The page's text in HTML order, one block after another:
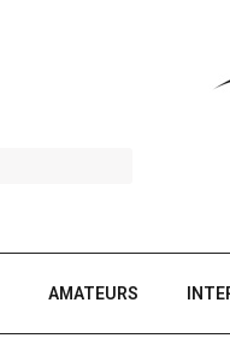
AMATEURS